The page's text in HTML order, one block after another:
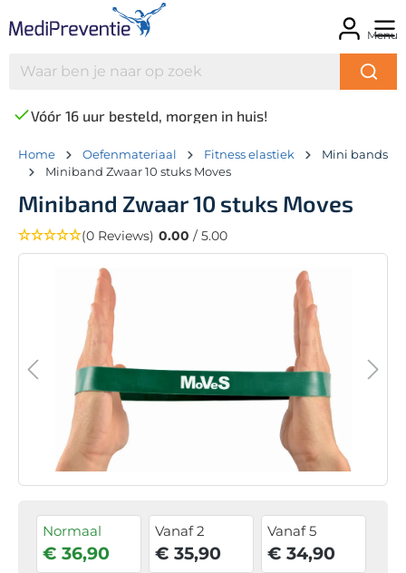
Menu
Vóór 16 uur besteld, morgen in huis!
Home Oefenmateriaal Fitness elastiek
Mini bands
Miniband Zwaar 10 stuks Moves
Miniband Zwaar 10 stuks Moves
(0 Reviews) 0.00 / 5.00
Normaal
€ 36,90
Vanaf 2
€ 35,90
Vanaf 5
€ 34,90